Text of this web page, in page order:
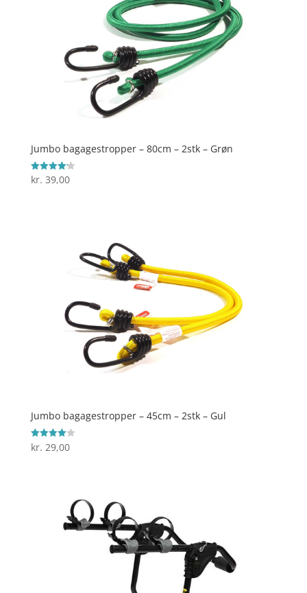
Jumbo bagagestropper – 80cm – 2stk – Grøn
Vurderet
4.2
kr. 39,00
Jumbo bagagestropper – 45cm – 2stk – Gul
Vurderet
4
kr. 29,00